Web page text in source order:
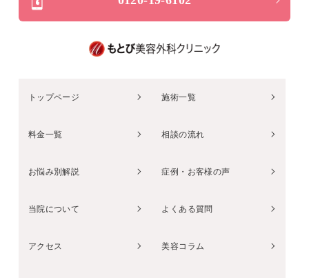
トップページ 施術一覧
料金一覧 相談の流れ
お悩み別解説 症例・お客様の声
当院について よくある質問
アクセス 美容コラム